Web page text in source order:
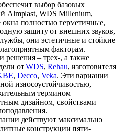
выбор базовых
Almplast, WDS Millenium,
полностью герметичные,
защиту от внешних звуков,
они эстетичные и стойкие
факторам.
решения – трех-, а также
от WDS, Rehau, изготовителя
, Decco, Veka. Эти вариации
износоустойчивостью,
термином
дизайном, свойствами
действуют максимально
конструкции пяти-